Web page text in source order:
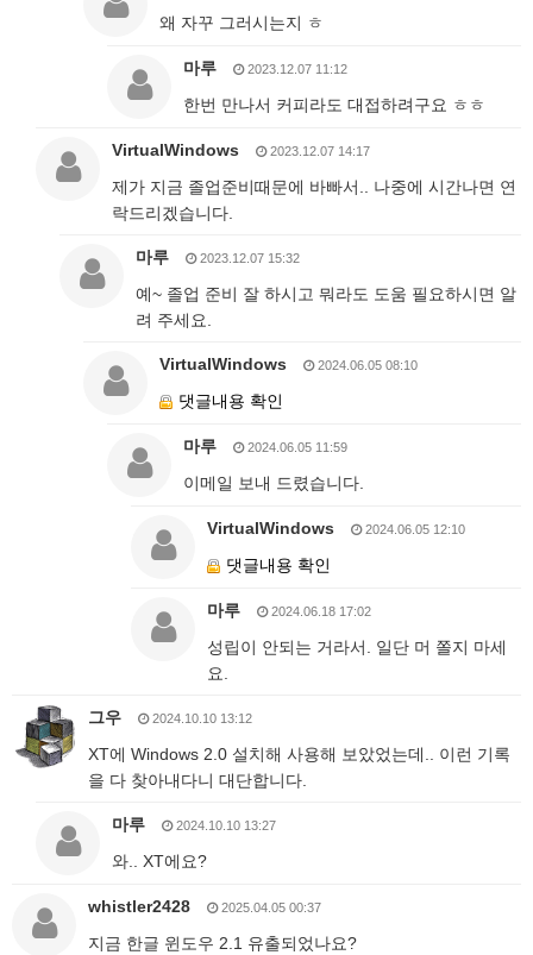
왜 자꾸 그러시는지 ㅎ
마루 2023.12.07 11:12
한번 만나서 커피라도 대접하려구요 ㅎㅎ
VirtualWindows 2023.12.07 14:17
제가 지금 졸업준비때문에 바빠서.. 나중에 시간나면 연
락드리겠습니다.
마루 2023.12.07 15:32
예~ 졸업 준비 잘 하시고 뭐라도 도움 필요하시면 알
려 주세요.
VirtualWindows 2024.06.05 08:10
댓글내용 확인
마루 2024.06.05 11:59
이메일 보내 드렸습니다.
VirtualWindows 2024.06.05 12:10
댓글내용 확인
마루 2024.06.18 17:02
성립이 안되는 거라서. 일단 머 쫄지 마세
요.
그우 2024.10.10 13:12
XT에 Windows 2.0 설치해 사용해 보았었는데.. 이런 기록
을 다 찾아내다니 대단합니다.
마루 2024.10.10 13:27
와.. XT에요?
whistler2428 2025.04.05 00:37
지금 한글 윈도우 2.1 유출되었나요?